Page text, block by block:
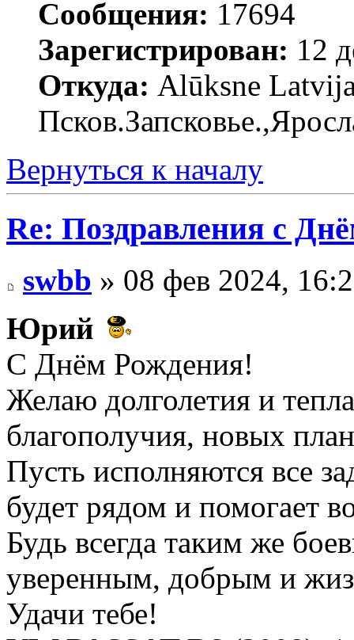
Сообщения: 17694
Зарегистрирован: 12
Откуда: Alūksne
Вернуться к началу
Re: Поздравления с
swbb » 08 фев 2024,
Юрий
С Днём Рождения!
Желаю долголетия и
благополучия, новых
Пусть исполняются все
будет рядом и помогает
Будь всегда таким же
уверенным, добрым и
Удачи тебе!